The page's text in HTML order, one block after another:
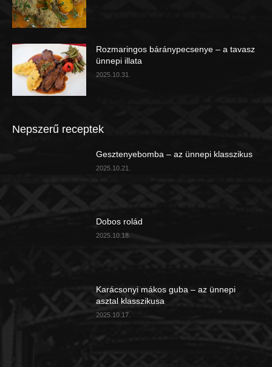
Rozmaringos báránypecsenye – a tavasz
ünnepi illata
2025.10.31.
Nepszerű receptek
Gesztenyebomba – az ünnepi klasszikus
2025.10.21.
Dobos rolád
2025.10.18.
Karácsonyi mákos guba – az ünnepi
asztal klasszikusa
2025.10.17.